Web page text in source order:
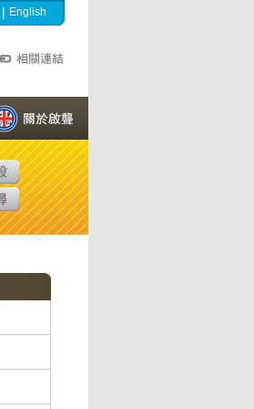
| English